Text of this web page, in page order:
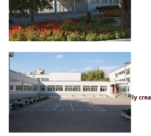
© 2014. Харківська гімназія №152. Proudly